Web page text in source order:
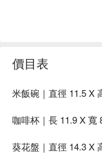
價目表
米飯碗｜直徑 11.5 X
咖啡杯｜長 11.9 X 寬
葵花盤｜直徑 14.3 X